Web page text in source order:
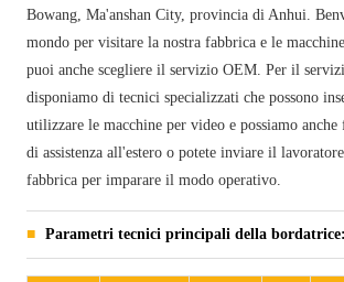
Bowang, Ma'anshan City, provincia di Anhui.
mondo per visitare la nostra fabbrica e le
puoi anche scegliere il servizio OEM. Per il
disponiamo di tecnici specializzati che possono
utilizzare le macchine per video e possiamo
di assistenza all'estero o potete inviare il
fabbrica per imparare il modo operativo.
Parametri tecnici principali della bordatrice: